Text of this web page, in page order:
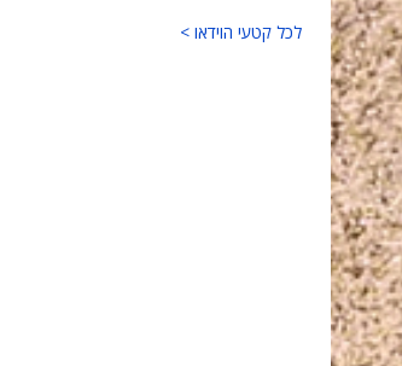
לכל קטעי הוידאו >